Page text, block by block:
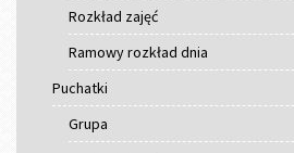
Rozkład zajęć
Ramowy rozkład dnia
Puchatki
Grupa